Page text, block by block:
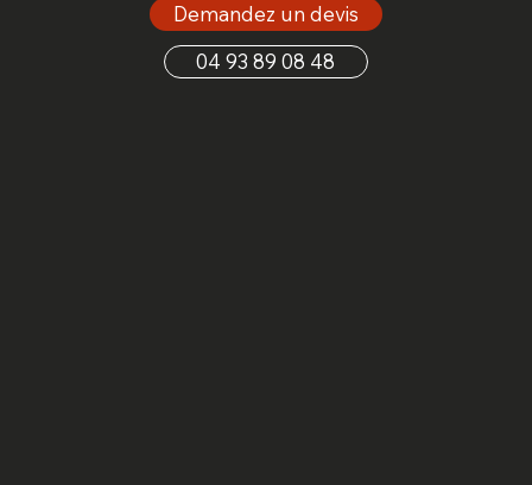
Demandez un devis
04 93 89 08 48